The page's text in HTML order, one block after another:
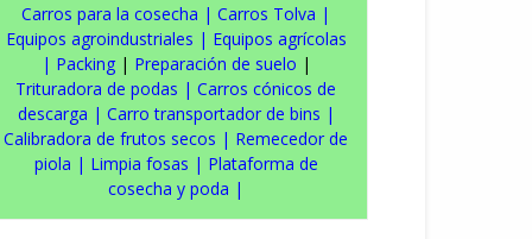
Carros para la cosecha | Carros Tolva |
Equipos agroindustriales | Equipos agrícolas
| Packing| Preparación de suelo |
Trituradora de podas | Carros cónicos de
descarga | Carro transportador de bins |
Calibradora de frutos secos | Remecedor de
piola | Limpia fosas | Plataforma de
cosecha y poda |